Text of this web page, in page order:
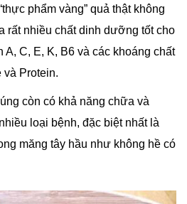
phẩm vàng” quả thật không
rất nhiều chất dinh dưỡng tốt cho
A, C, E, K, B6 và các khoáng chất
và Protein.
còn có khả năng chữa và
loại bệnh, đặc biệt nhất là
măng tây hầu như không hề có